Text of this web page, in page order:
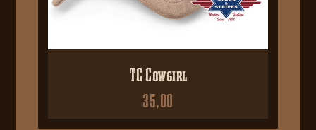
TC Cowgirl
35,00